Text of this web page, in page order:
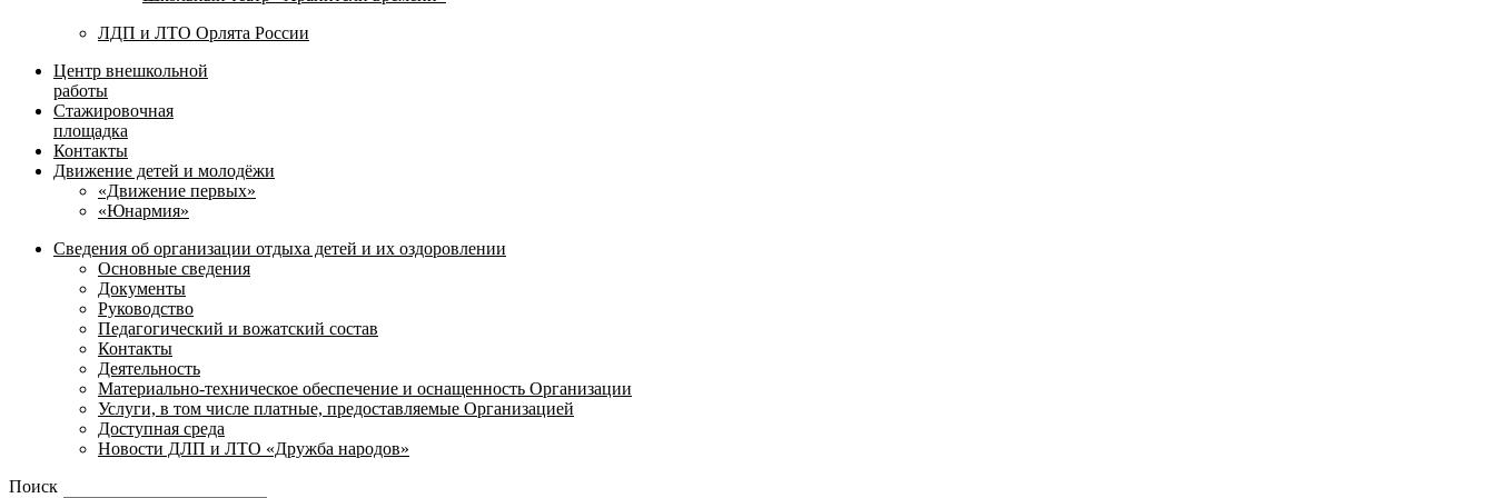
ЛДП и ЛТО Орлята России
Центр внешкольной
работы
Стажировочная
площадка
Контакты
Движение детей и молодёжи
«Движение первых»
«Юнармия»
Сведения об организации отдыха детей и их оздоровлении
Основные сведения
Документы
Руководство
Педагогический и вожатский состав
Контакты
Деятельность
Материально-техническое обеспечение и оснащенность Организации
Услуги, в том числе платные, предоставляемые Организацией
Доступная среда
Новости ДЛП и ЛТО «Дружба народов»
Поиск